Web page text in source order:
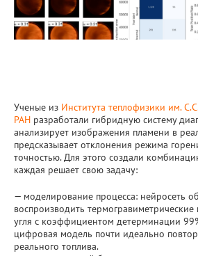
Ученые из Института теплофизики им.
РАН разработали гибридную систему
анализирует изображения пламени в
предсказывает отклонения режима
точностью. Для этого создали
каждая решает свою задачу:
— моделирование процесса: нейросеть
воспроизводить
угля с коэффициентом детерминации
цифровая модель почти идеально
реального топлива.